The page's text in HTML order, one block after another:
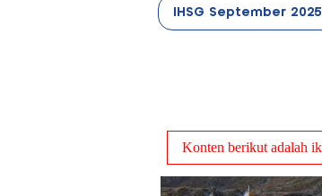
IHSG September 2025